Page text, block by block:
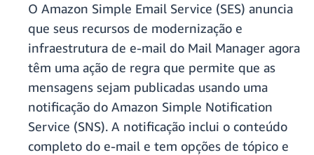
O Amazon Simple Email Service (SES) anuncia
que seus recursos de modernização e
infraestrutura de e-mail do Mail Manager agora
têm uma ação de regra que permite que as
mensagens sejam publicadas usando uma
notificação do Amazon Simple Notification
Service (SNS). A notificação inclui o conteúdo
completo do e-mail e tem opções de tópico e